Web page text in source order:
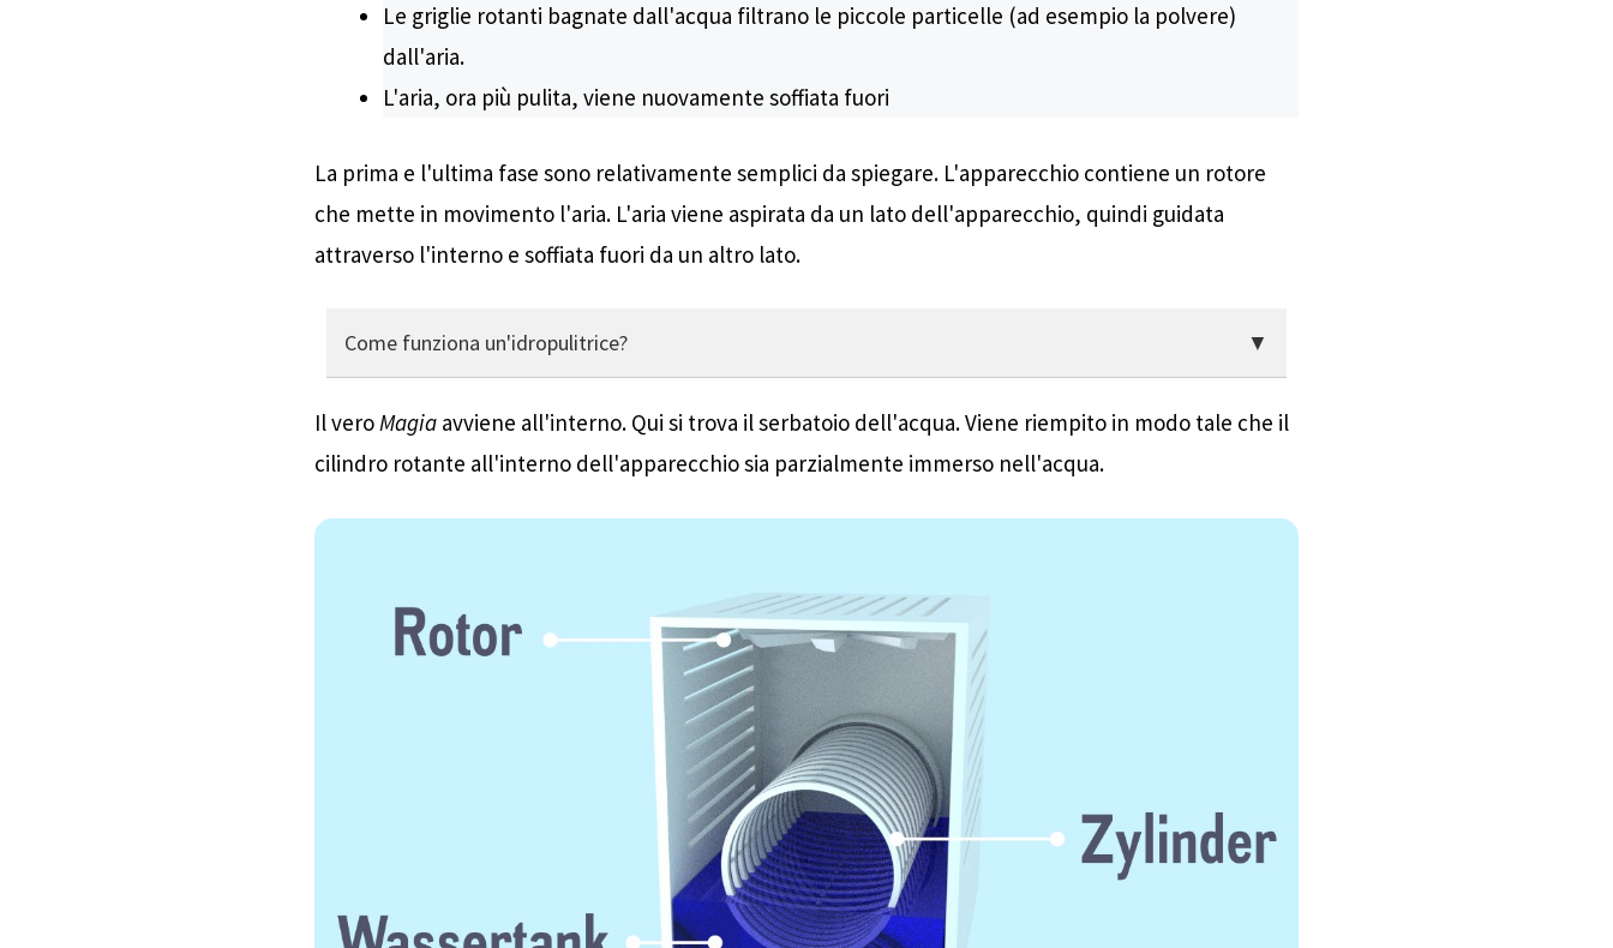
Le griglie rotanti bagnate dall'acqua filtrano le piccole particelle (ad esempio la polvere)
dall'aria.
L'aria, ora più pulita, viene nuovamente soffiata fuori
La prima e l'ultima fase sono relativamente semplici da spiegare. L'apparecchio contiene un rotore
che mette in movimento l'aria. L'aria viene aspirata da un lato dell'apparecchio, quindi guidata
attraverso l'interno e soffiata fuori da un altro lato.
Come funziona un'idropulitrice?
tamburi di umidificazione rotanti che ruotano in un bagno d'acqua. Polvere, polline e altre particelle si
attaccano alla superficie bagnata e vengono intrappolate nell'acqua. Allo stesso tempo, l'aria viene
Il veroMagia avviene all'interno. Qui si trova il serbatoio dell'acqua. Viene riempito in modo tale che il
cilindro rotante all'interno dell'apparecchio sia parzialmente immerso nell'acqua.